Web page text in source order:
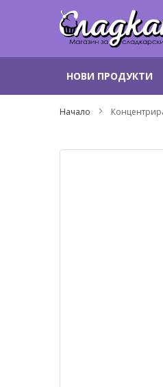
към
НОВИ ПРОДУКТИ
Начало
Преминете